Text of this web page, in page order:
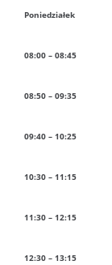
Poniedziałek
08:00 – 08:45
08:50 – 09:35
09:40 – 10:25
10:30 – 11:15
11:30 – 12:15
12:30 – 13:15